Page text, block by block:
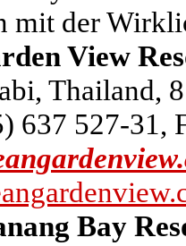
mit der
View
Thailand,
637 527-31,
Bay